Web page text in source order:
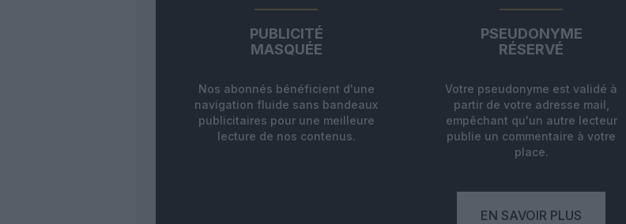
PUBLICITÉ
MASQUÉE
Nos abonnés bénéficient d'une
navigation fluide sans bandeaux
publicitaires pour une meilleure
lecture de nos contenus.
PSEUDONYME
RÉSERVÉ
Votre pseudonyme est validé à
partir de votre adresse mail,
empêchant qu'un autre lecteur
publie un commentaire à votre
place.
EN SAVOIR PLUS